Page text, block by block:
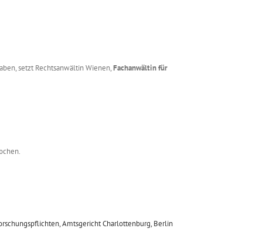
setzt Rechtsanwältin Wienen,Fachanwältin für
Amtsgericht Charlottenburg, Berlin